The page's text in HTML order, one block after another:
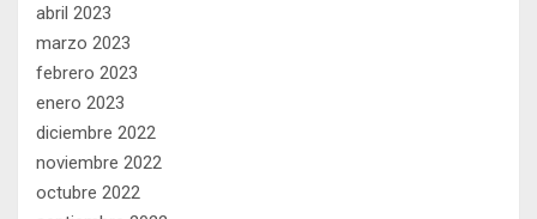
abril 2023
marzo 2023
febrero 2023
enero 2023
diciembre 2022
noviembre 2022
octubre 2022